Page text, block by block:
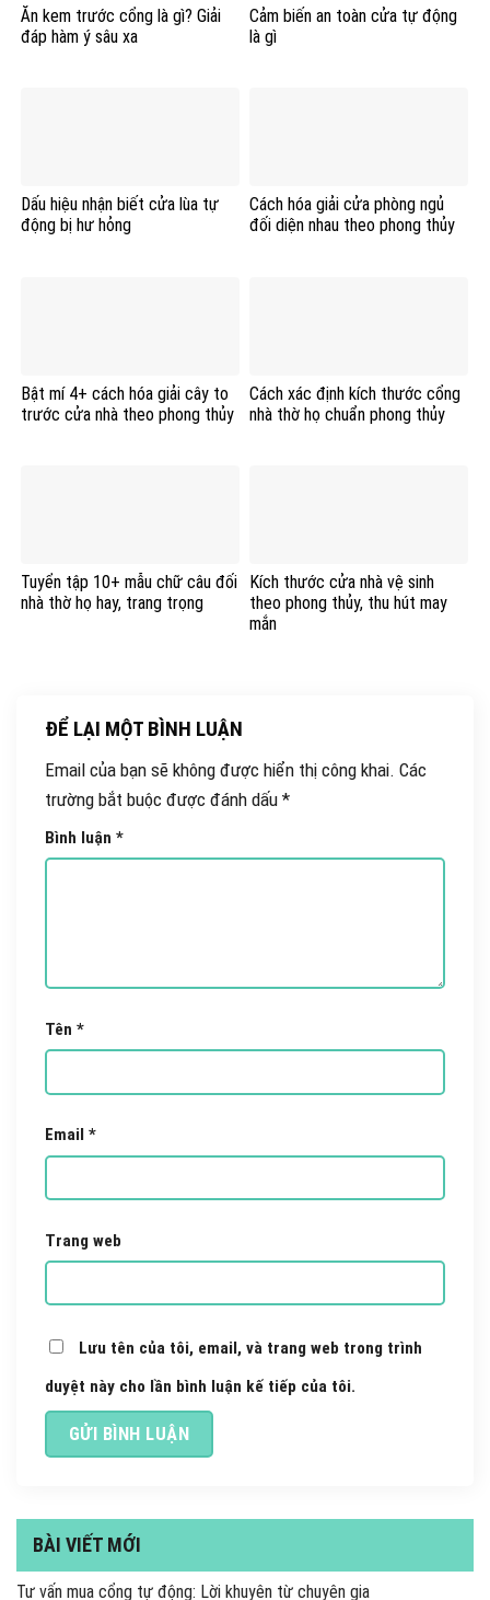
Ăn kem trước cổng là gì? Giải
đáp hàm ý sâu xa
Cảm biến an toàn cửa tự động
là gì
Dấu hiệu nhận biết cửa lùa tự
động bị hư hỏng
Cách hóa giải cửa phòng ngủ
đối diện nhau theo phong thủy
Bật mí 4+ cách hóa giải cây to
trước cửa nhà theo phong thủy
Cách xác định kích thước cổng
nhà thờ họ chuẩn phong thủy
Tuyển tập 10+ mẫu chữ câu đối
nhà thờ họ hay, trang trọng
Kích thước cửa nhà vệ sinh
theo phong thủy, thu hút may
mắn
ĐỂ LẠI MỘT BÌNH LUẬN
Email của bạn sẽ không được hiển thị công khai. Các
trường bắt buộc được đánh dấu *
Bình luận *
Tên *
Email *
Trang web
Lưu tên của tôi, email, và trang web trong trình
duyệt này cho lần bình luận kế tiếp của tôi.
BÀI VIẾT MỚI
Tư vấn mua cổng tự động: Lời khuyên từ chuyên gia